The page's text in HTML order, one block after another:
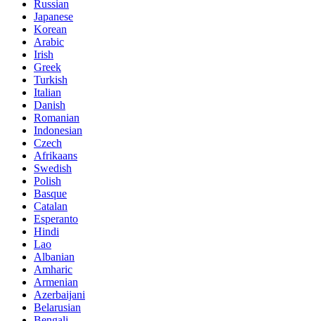
Russian
Japanese
Korean
Arabic
Irish
Greek
Turkish
Italian
Danish
Romanian
Indonesian
Czech
Afrikaans
Swedish
Polish
Basque
Catalan
Esperanto
Hindi
Lao
Albanian
Amharic
Armenian
Azerbaijani
Belarusian